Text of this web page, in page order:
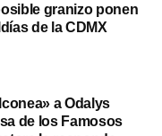
granizo ponen
de la CDMX
a Odalys
de los Famosos